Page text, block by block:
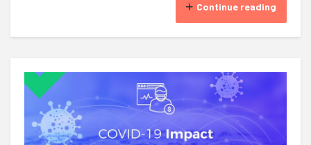
Continue reading